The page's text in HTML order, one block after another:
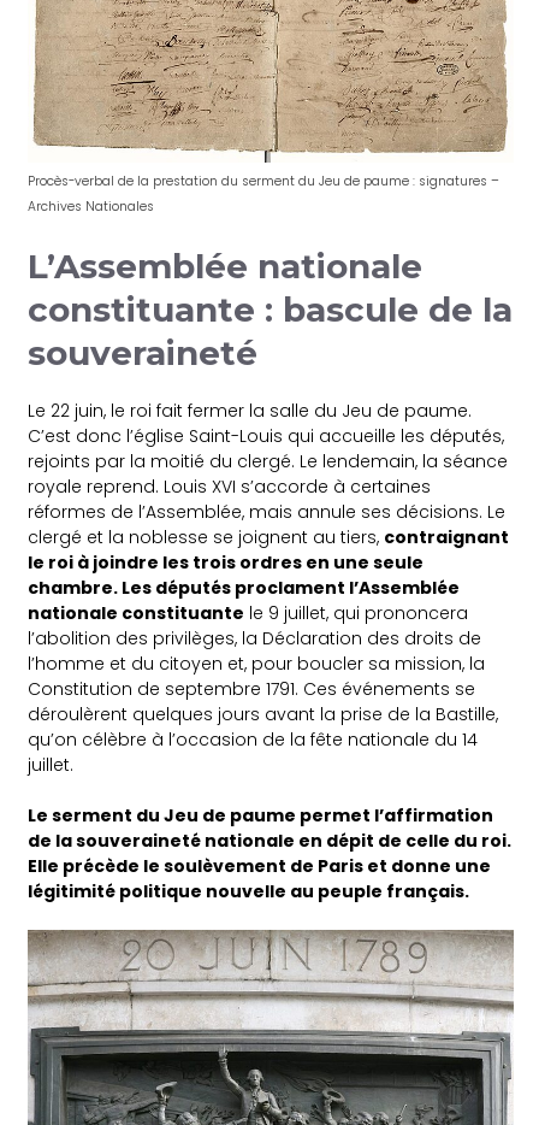
Procès-verbal de la prestation du serment du Jeu de paume : signatures –
Archives Nationales
L’Assemblée nationale
constituante : bascule de la
souveraineté
Le 22 juin, le roi fait fermer la salle du Jeu de paume.
C’est donc l’église Saint-Louis qui accueille les députés,
rejoints par la moitié du clergé. Le lendemain, la séance
royale reprend. Louis XVI s’accorde à certaines
réformes de l’Assemblée, mais annule ses décisions. Le
clergé et la noblesse se joignent au tiers, contraignant
le roi à joindre les trois ordres en une seule
chambre. Les députés proclament l’Assemblée
nationale constituante le 9 juillet, qui prononcera
l’abolition des privilèges, la Déclaration des droits de
l’homme et du citoyen et, pour boucler sa mission, la
Constitution de septembre 1791. Ces événements se
déroulèrent quelques jours avant la prise de la Bastille,
qu’on célèbre à l’occasion de la fête nationale du 14
juillet.
Le serment du Jeu de paume permet l’affirmation
de la souveraineté nationale en dépit de celle du roi.
Elle précède le soulèvement de Paris et donne une
légitimité politique nouvelle au peuple français.